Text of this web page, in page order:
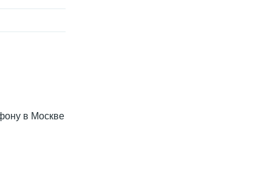
в Москве